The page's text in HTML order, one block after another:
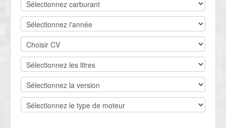
SERVICE CLIENTS
CONDITIONS